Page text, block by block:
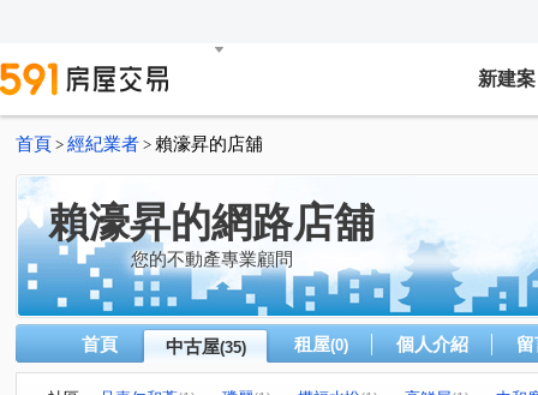
新建案
首頁 > 經紀業者 > 賴濠昇的店舖
賴濠昇的網路店舖
您的不動產專業顧問
首頁 中古屋(35) 租屋(0) 個人介紹